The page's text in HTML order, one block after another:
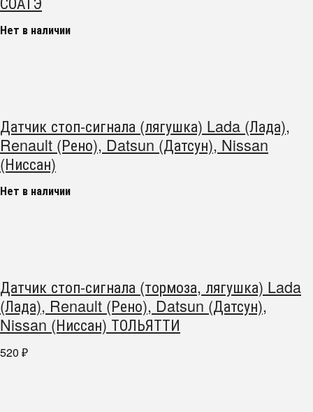
Нет в наличии
Датчик стоп-сигнала (лягушка) Lada (Лада),
Renault (Рено), Datsun (Датсун), Nissan
(Ниссан)
Нет в наличии
Датчик стоп-сигнала (тормоза, лягушка) Lada
(Лада), Renault (Рено), Datsun (Датсун),
Nissan (Ниссан) ТОЛЬЯТТИ
520 ₽